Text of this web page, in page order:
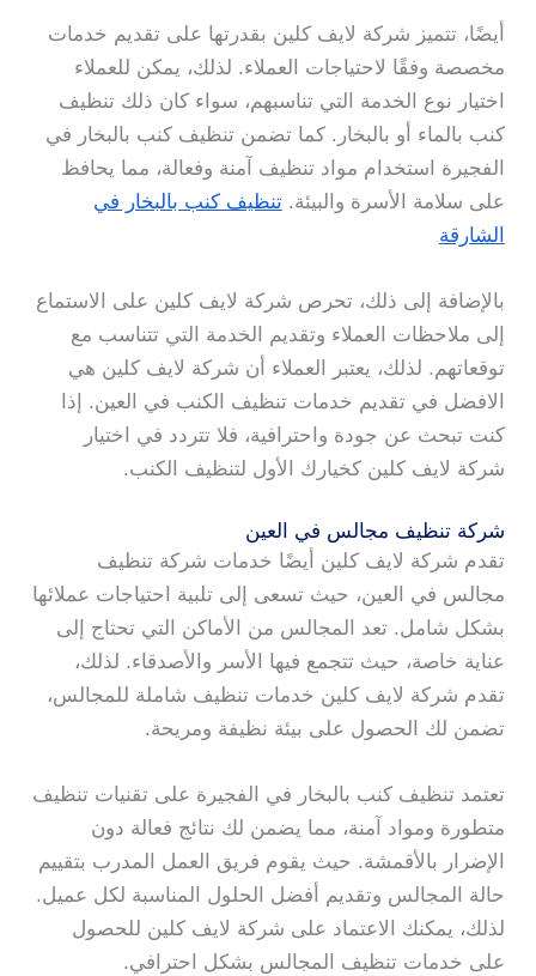
أيضًا، تتميز شركة لايف كلين بقدرتها على تقديم خدمات
مخصصة وفقًا لاحتياجات العملاء. لذلك، يمكن للعملاء
اختيار نوع الخدمة التي تناسبهم، سواء كان ذلك تنظيف
كنب بالماء أو بالبخار. كما تضمن تنظيف كنب بالبخار في
الفجيرة استخدام مواد تنظيف آمنة وفعالة، مما يحافظ
على سلامة الأسرة والبيئة.تنظيف كنب بالبخار في
الشارقة
بالإضافة إلى ذلك، تحرص شركة لايف كلين على الاستماع
إلى ملاحظات العملاء وتقديم الخدمة التي تتناسب مع
توقعاتهم. لذلك، يعتبر العملاء أن شركة لايف كلين هي
الافضل في تقديم خدمات تنظيف الكنب في العين. إذا
كنت تبحث عن جودة واحترافية، فلا تتردد في اختيار
شركة لايف كلين كخيارك الأول لتنظيف الكنب.
شركة تنظيف مجالس في العين
تقدم شركة لايف كلين أيضًا خدمات شركة تنظيف
مجالس في العين، حيث تسعى إلى تلبية احتياجات عملائها
بشكل شامل. تعد المجالس من الأماكن التي تحتاج إلى
عناية خاصة، حيث تتجمع فيها الأسر والأصدقاء. لذلك،
تقدم شركة لايف كلين خدمات تنظيف شاملة للمجالس،
تضمن لك الحصول على بيئة نظيفة ومريحة.
تعتمد تنظيف كنب بالبخار في الفجيرة على تقنيات تنظيف
متطورة ومواد آمنة، مما يضمن لك نتائج فعالة دون
الإضرار بالأقمشة. حيث يقوم فريق العمل المدرب بتقييم
حالة المجالس وتقديم أفضل الحلول المناسبة لكل عميل.
لذلك، يمكنك الاعتماد على شركة لايف كلين للحصول
على خدمات تنظيف المجالس بشكل احترافي.